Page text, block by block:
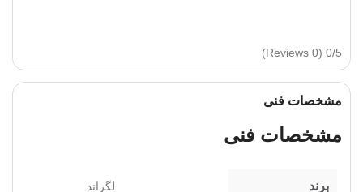
0/5
(0 Reviews)
مشخصات فنی
مشخصات فنی
برند لگراند